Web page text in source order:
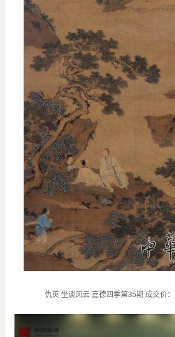
仇英 坐谈风云 嘉德四季第35期 成交价：